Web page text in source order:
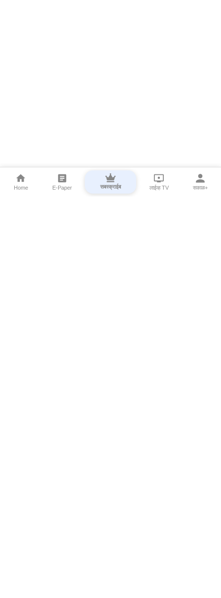
Home E-Paper सबस्क्राईब लाईव्ह TV सकाळ+